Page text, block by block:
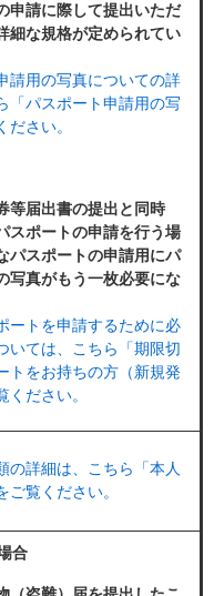
申請に際して提出いただ
細な規格が定められてい
請用の写真についての詳
「パスポート申請用の写
ださい。
等届出書の提出と同時
スポートの申請を行う場
パスポートの申請用にパ
写真がもう一枚必要にな
ートを申請するために必
いては、こちら「期限切
トをお持ちの方（新規発
ください。
の詳細は、こちら「本人
ご覧ください。
合